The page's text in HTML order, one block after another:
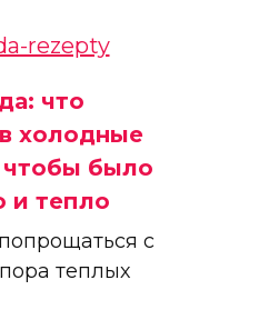
что
холодные
чтобы было
и тепло
с
теплых